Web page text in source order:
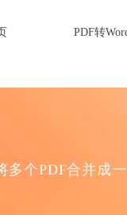
PDF转
多个PDF合并成